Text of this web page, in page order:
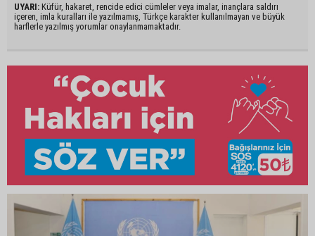
UYARI: Küfür, hakaret, rencide edici cümleler veya imalar, inançlara saldırı
içeren, imla kuralları ile yazılmamış, Türkçe karakter kullanılmayan ve büyük
harflerle yazılmış yorumlar onaylanmamaktadır.